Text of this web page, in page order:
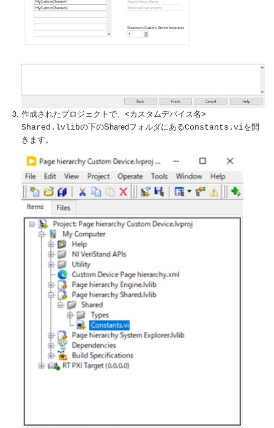
作成されたプロジェクトで、
<カスタムデバイス名>
Shared.lvlibの下のSharedフォルダにあるConstants.viを開
きます。